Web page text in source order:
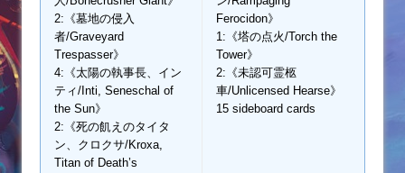
2:《墓地の侵入
者/Graveyard
Trespasser》
4:《太陽の執事長、イン
ティ/Inti, Seneschal of
the Sun》
2:《死の飢えのタイタ
ン、クロクサ/Kroxa,
Titan of Death’s
Ferocidon》
1:《塔の点火/Torch the
Tower》
2:《未認可霊柩
車/Unlicensed Hearse》
15 sideboard cards